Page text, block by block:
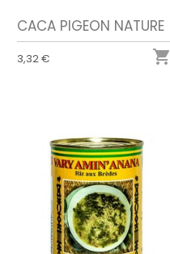
CACA PIGEON NATURE
3,32 € 